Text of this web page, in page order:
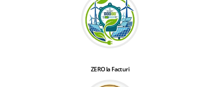
ZERO la Facturi